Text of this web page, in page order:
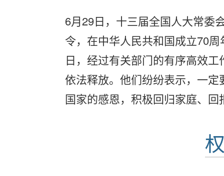
6月29日，十三届全国人大常委
令，在中华人民共和国成立70
日，经过有关部门的有序高效
依法释放。他们纷纷表示，一
国家的感恩，积极回归家庭、回